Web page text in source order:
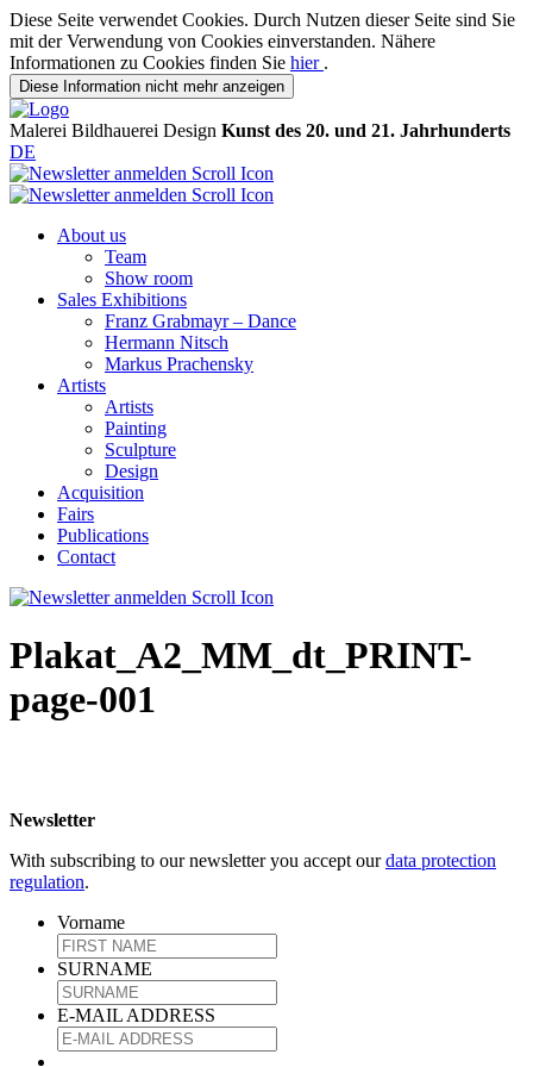
Diese Seite verwendet Cookies. Durch Nutzen dieser Seite sind Sie
mit der Verwendung von Cookies einverstanden. Nähere
Informationen zu Cookies finden Sie hier .
Diese Information nicht mehr anzeigen
Malerei Bildhauerei Design Kunst des 20. und 21. Jahrhunderts
DE
About us
Team
Show room
Sales Exhibitions
Franz Grabmayr – Dance
Hermann Nitsch
Markus Prachensky
Artists
Artists
Painting
Sculpture
Design
Acquisition
Fairs
Publications
Contact
Plakat_A2_MM_dt_PRINT-
page-001
Newsletter
With subscribing to our newsletter you accept ourdata protection
regulation.
Vorname
SURNAME
E-MAIL ADDRESS